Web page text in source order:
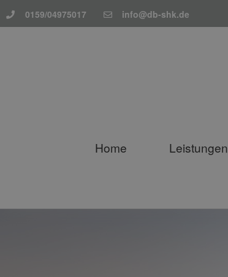
0159/04975017 info@db-shk.de
Home Leistungen